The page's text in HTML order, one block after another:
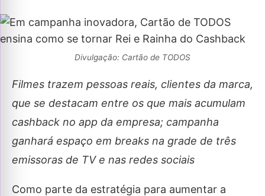
Divulgação: Cartão de TODOS
Filmes trazem pessoas reais, clientes da marca,
que se destacam entre os que mais acumulam
cashback no app da empresa; campanha
ganhará espaço em breaks na grade de três
emissoras de TV e nas redes sociais
Como parte da estratégia para aumentar a